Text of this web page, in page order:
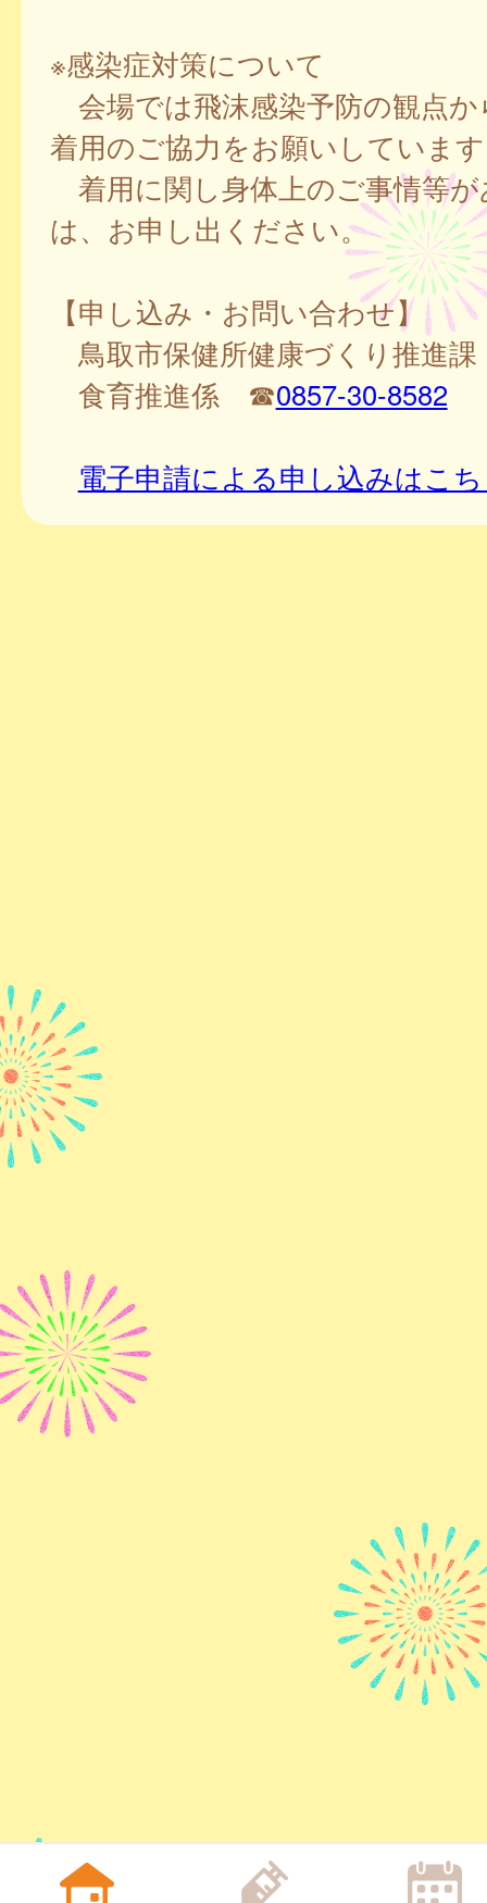
※感染症対策について
会場では飛沫感染予防の観点
着用のご協力をお願いしていま
着用に関し身体上のご事情等
は、お申し出ください。
【申し込み・お問い合わせ】
鳥取市保健所健康づくり推進課
食育推進係 ☎0857-30-8582
電子申請による申し込みはこ